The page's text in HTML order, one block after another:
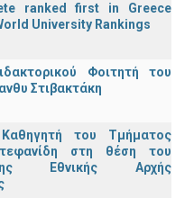
ranked first in Greece
University Rankings
Φοιτητή του
Στιβακτάκη
του Τμήματος
στη θέση του
Εθνικής Αρχής